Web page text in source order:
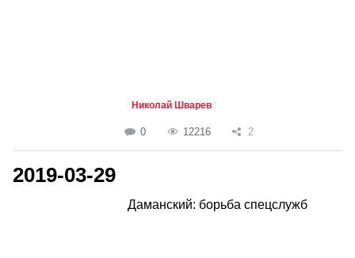
Николай Шварев
0 12216 2
2019-03-29
Даманский: борьба спецслужб